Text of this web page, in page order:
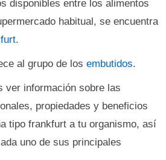
disponibles entre los alimentos
habitual, se encuentra
.
al grupo de los embutidos.
ver información sobre las
propiedades y beneficios
tipo frankfurt a tu organismo, así
uno de sus principales